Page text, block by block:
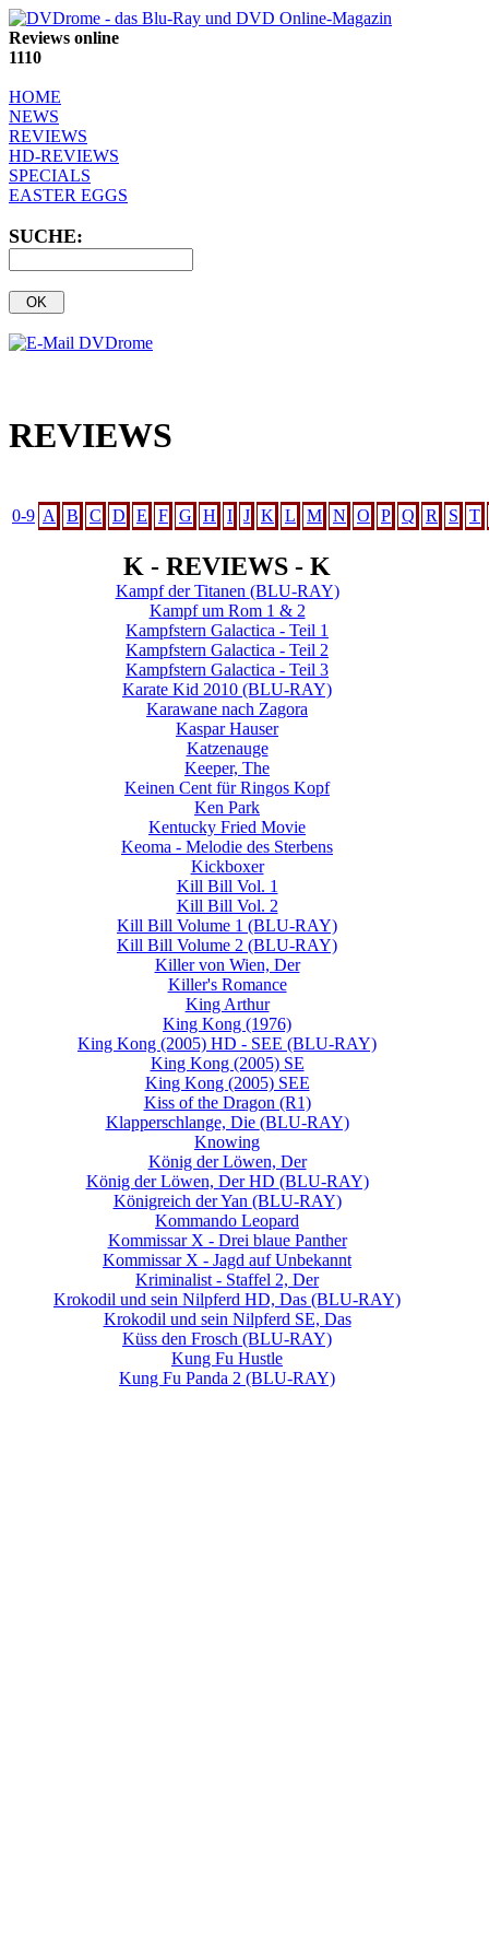
Reviews online
1110
HOME
NEWS
REVIEWS
HD-REVIEWS
SPECIALS
EASTER EGGS
SUCHE:
REVIEWS
0-9 A B C D E F G H I J K L M N O P Q R S T
K - REVIEWS - K
Kampf der Titanen (BLU-RAY)
Kampf um Rom 1 & 2
Kampfstern Galactica - Teil 1
Kampfstern Galactica - Teil 2
Kampfstern Galactica - Teil 3
Karate Kid 2010 (BLU-RAY)
Karawane nach Zagora
Kaspar Hauser
Katzenauge
Keeper, The
Keinen Cent für Ringos Kopf
Ken Park
Kentucky Fried Movie
Keoma - Melodie des Sterbens
Kickboxer
Kill Bill Vol. 1
Kill Bill Vol. 2
Kill Bill Volume 1 (BLU-RAY)
Kill Bill Volume 2 (BLU-RAY)
Killer von Wien, Der
Killer's Romance
King Arthur
King Kong (1976)
King Kong (2005) HD - SEE (BLU-RAY)
King Kong (2005) SE
King Kong (2005) SEE
Kiss of the Dragon (R1)
Klapperschlange, Die (BLU-RAY)
Knowing
König der Löwen, Der
König der Löwen, Der HD (BLU-RAY)
Königreich der Yan (BLU-RAY)
Kommando Leopard
Kommissar X - Drei blaue Panther
Kommissar X - Jagd auf Unbekannt
Kriminalist - Staffel 2, Der
Krokodil und sein Nilpferd HD, Das (BLU-RAY)
Krokodil und sein Nilpferd SE, Das
Küss den Frosch (BLU-RAY)
Kung Fu Hustle
Kung Fu Panda 2 (BLU-RAY)